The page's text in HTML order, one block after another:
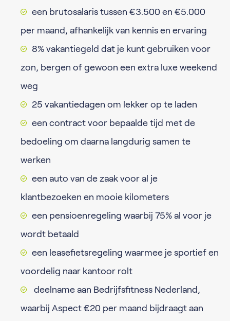
een brutosalaris tussen €3.500 en €5.000
per maand, afhankelijk van kennis en ervaring
8% vakantiegeld dat je kunt gebruiken voor
zon, bergen of gewoon een extra luxe weekend
weg
25 vakantiedagen om lekker op te laden
een contract voor bepaalde tijd met de
bedoeling om daarna langdurig samen te
werken
een auto van de zaak voor al je
klantbezoeken en mooie kilometers
een pensioenregeling waarbij 75% al voor je
wordt betaald
een leasefietsregeling waarmee je sportief en
voordelig naar kantoor rolt
deelname aan Bedrijfsfitness Nederland,
waarbij Aspect €20 per maand bijdraagt aan